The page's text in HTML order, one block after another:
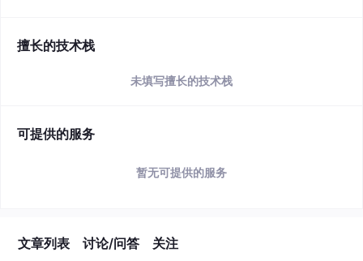
擅长的技术栈
未填写擅长的技术栈
可提供的服务
暂无可提供的服务
文章列表 讨论/问答 关注